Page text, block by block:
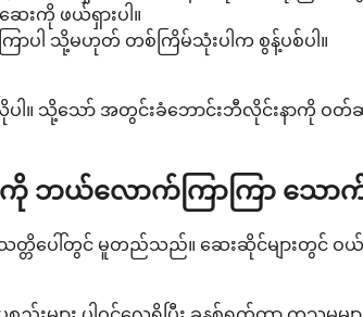
ေးကို ဖယ်ရှားပါ။
ောပါ သို့မဟုတ် တစ်ကြိမ်သုံးပါက စွန့်ပစ်ပါ။
။ သို့သော် အတွင်းခံဘောင်းဘီလိုင်းနာကို ဝတ်
း) ကို ဘယ်လောက်ကြာကြာ သ
တ္တိပေါ်တွင် မူတည်သည်။ ဆေးဆိုင်များတွင် ဝ